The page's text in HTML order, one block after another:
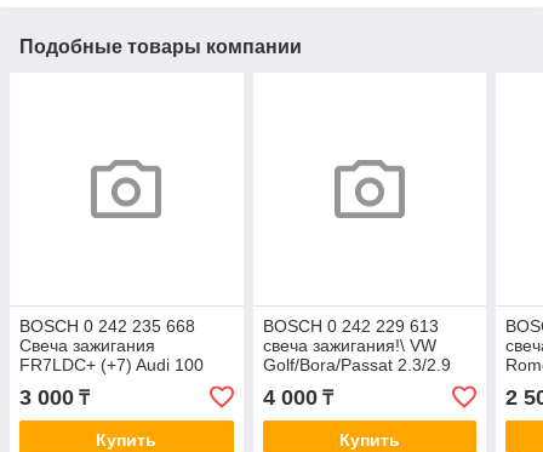
Подобные товары компании
BOSCH 0 242 235 668
Свеча зажигания
FR7LDC+ (+7) Audi 100
C4, A4 B5/B6/B7, A6 C4,
C7, BMW 3 E36 , 5
E34/E39, 7
3 000 ₸
Купить
BOSCH 0 242 229 613
свеча зажигания!\ VW
Golf/Bora/Passat 2.3/2.9
VR6 92>
4 000₸
Купить
2